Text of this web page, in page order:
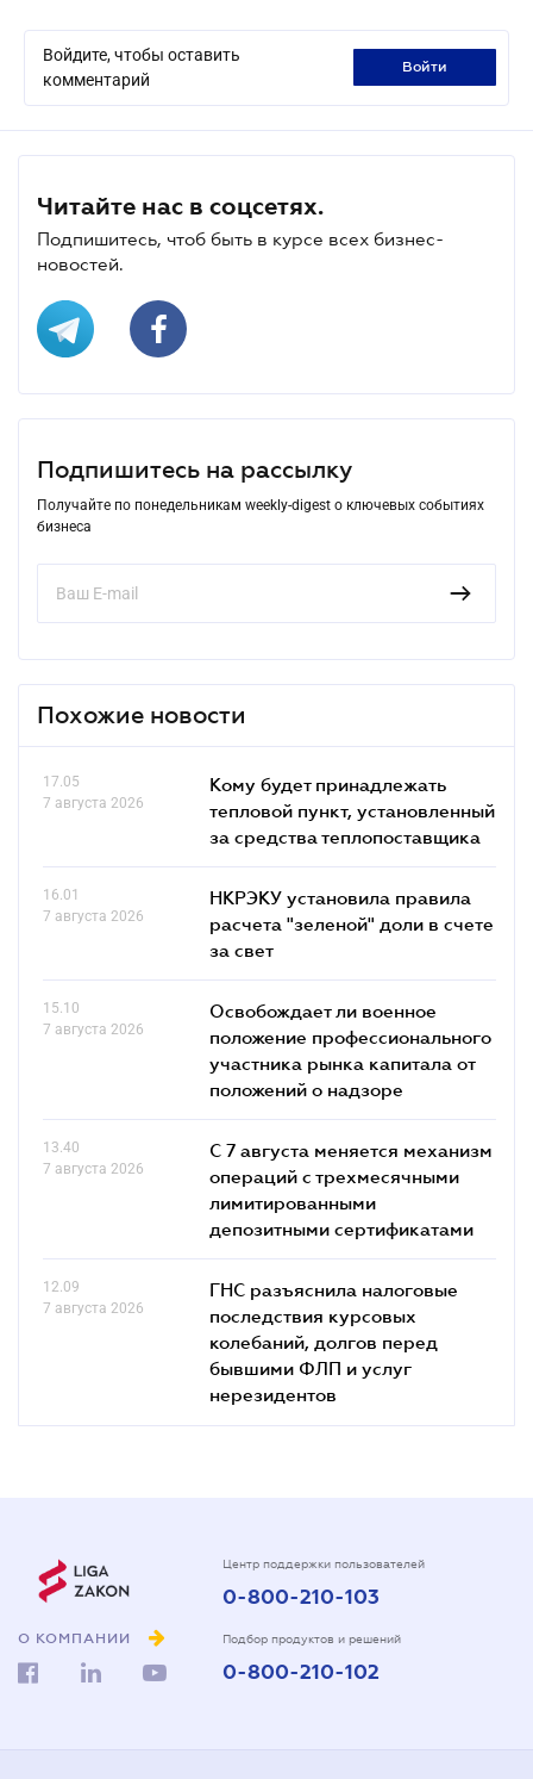
Войдите, чтобы оставить
комментарий
войти
Читайте нас в соцсетях.
Подпишитесь, чтоб быть в курсе всех бизнес-
новостей.
Подпишитесь на рассылку
Получайте по понедельникам weekly-digest о ключевых событиях
бизнеса
Похожие новости
17.05
7 августа 2026
Кому будет принадлежать
тепловой пункт, установленный
за средства теплопоставщика
16.01
7 августа 2026
НКРЭКУ установила правила
расчета "зеленой" доли в счете
за свет
15.10
7 августа 2026
Освобождает ли военное
положение профессионального
участника рынка капитала от
положений о надзоре
13.40
7 августа 2026
С 7 августа меняется механизм
операций с трехмесячными
лимитированными
депозитными сертификатами
12.09
7 августа 2026
ГНС разъяснила налоговые
последствия курсовых
колебаний, долгов перед
бывшими ФЛП и услуг
нерезидентов
О КОМПАНИИ
Центр поддержки пользователей
0-800-210-103
Подбор продуктов и решений
0-800-210-102